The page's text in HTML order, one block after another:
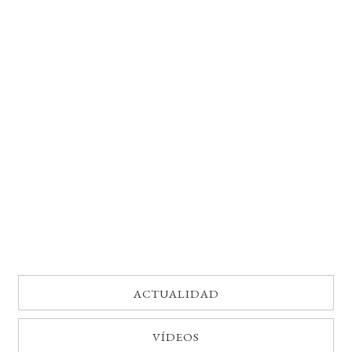
ACTUALIDAD
VÍDEOS